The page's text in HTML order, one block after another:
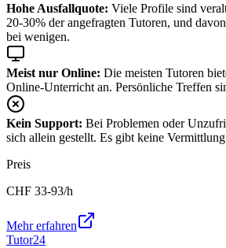
Hohe Ausfallquote: Viele Profile sind
20-30% der angefragten Tutoren, und
bei wenigen.
Meist nur Online: Die meisten Tutoren
Online-Unterricht an. Persönliche Treffen
Kein Support: Bei Problemen oder
sich allein gestellt. Es gibt keine
Preis
CHF 33-93/h
Mehr erfahren
Tutor24